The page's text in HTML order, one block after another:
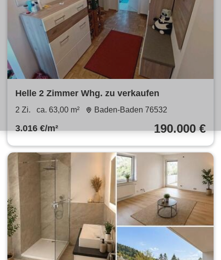
Helle 2 Zimmer Whg. zu verkaufen
2 Zi. ca. 63,00 m² Baden-Baden 76532
3.016 €/m² 190.000 €